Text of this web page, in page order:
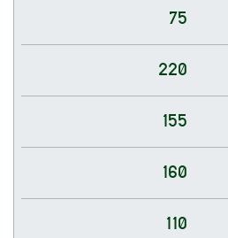
75
220
155
160
110